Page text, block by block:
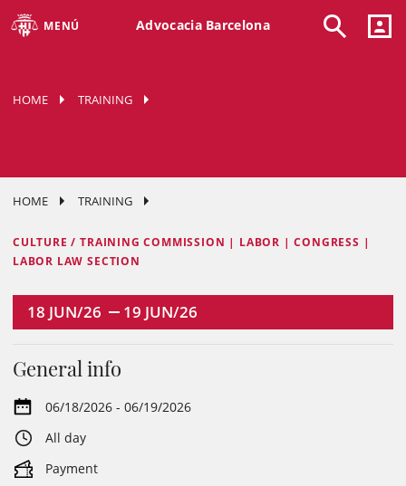
MENÚ Advocacia Barcelona
HOME TRAINING
HOME TRAINING
CULTURE / TRAINING COMMISSION | LABOR | CONGRESS |
LABOR LAW SECTION
18 JUN/26 19 JUN/26
General info
06/18/2026 - 06/19/2026
All day
Payment